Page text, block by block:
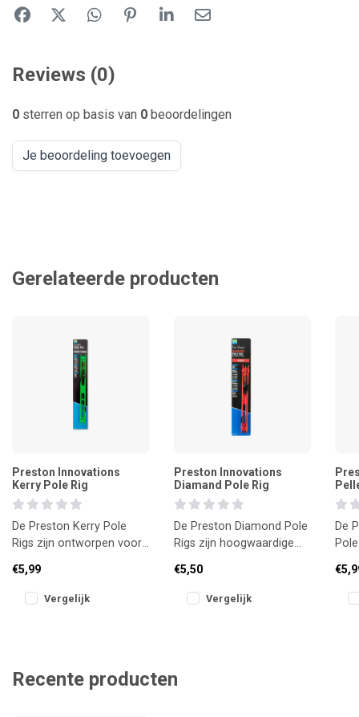
Reviews (0)
0 sterren op basis van 0 beoordelingen
Je beoordeling toevoegen
Gerelateerde producten
Preston Innovations
Kerry Pole Rig
De Preston Kerry Pole
Rigs zijn ontworpen voor
betrouwbaarheid –
geschikt voor a
€5,99
Vergelijk
Preston Innovations
Diamand Pole Rig
De Preston Diamond Pole
Rigs zijn hoogwaardige
direct klaar zijn voor
gebruik
€5,50
Vergelijk
De
Recente producten